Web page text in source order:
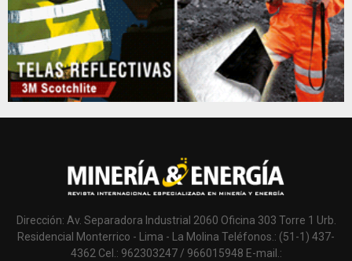
Dirección: Av. Separadora Industrial 2060 Oficina 303 Torre 1 Urb.
Residencial Monterrico - Lima - La Molina Teléfonos.: (51-1) 437-
4362 Cel.: 962303247 / 966015948 E-mail.: